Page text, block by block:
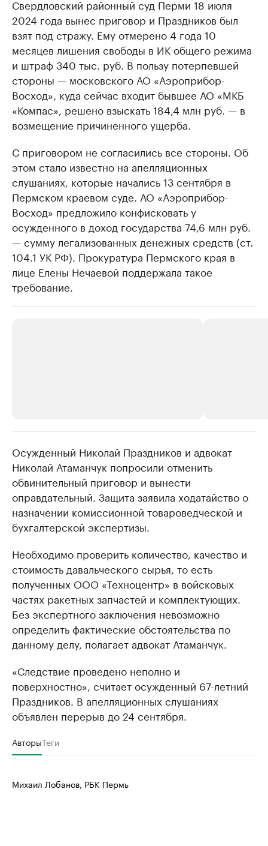
Свердловский районный суд Перми 18 июля
2024 года вынес приговор и Праздников был
взят под стражу. Ему отмерено 4 года 10
месяцев лишения свободы в ИК общего режима
и штраф 340 тыс. руб. В пользу потерпевшей
стороны — московского АО «Аэроприбор-
Восход», куда сейчас входит бывшее АО «МКБ
«Компас», решено взыскать 184,4 млн руб. — в
возмещение причиненного ущерба.
С приговором не согласились все стороны. Об
этом стало известно на апелляционных
слушаниях, которые начались 13 сентября в
Пермском краевом суде. АО «Аэроприбор-
Восход» предложило конфисковать у
осужденного в доход государства 74,6 млн руб.
— сумму легализованных денежных средств (ст.
104.1 УК РФ). Прокуратура Пермского края в
лице Елены Нечаевой поддержала такое
требование.
Крупнейшие производители и
продавцы медийной продукции
Ознакомьтесь с информацией в каталоге
Страховые
Посмотрите в
Осужденный Николай Праздников и адвокат
Николай Атаманчук попросили отменить
обвинительный приговор и вынести
оправдательный. Защита заявила ходатайство о
назначении комиссионной товароведческой и
бухгалтерской экспертизы.
Необходимо проверить количество, качество и
стоимость давальческого сырья, то есть
полученных ООО «Техноцентр» в войсковых
частях ракетных запчастей и комплектующих.
Без экспертного заключения невозможно
определить фактические обстоятельства по
данному делу, полагает адвокат Атаманчук.
«Следствие проведено неполно и
поверхностно», считает осужденный 67-летний
Праздников. В апелляционных слушаниях
объявлен перерыв до 24 сентября.
АвторыТеги
Михаил Лобанов, РБК Пермь